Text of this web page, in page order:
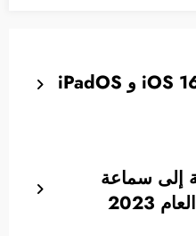
آبل تطلق تحديث 16.6 iOS و iPadOS
إلى سماعة